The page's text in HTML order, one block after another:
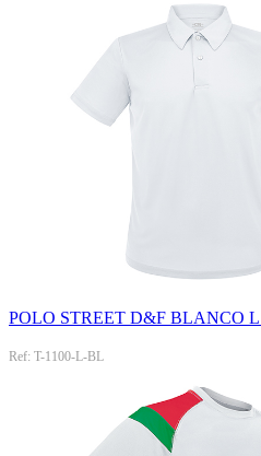
POLO STREET D&F BLANCO
Ref: T-1100-L-BL